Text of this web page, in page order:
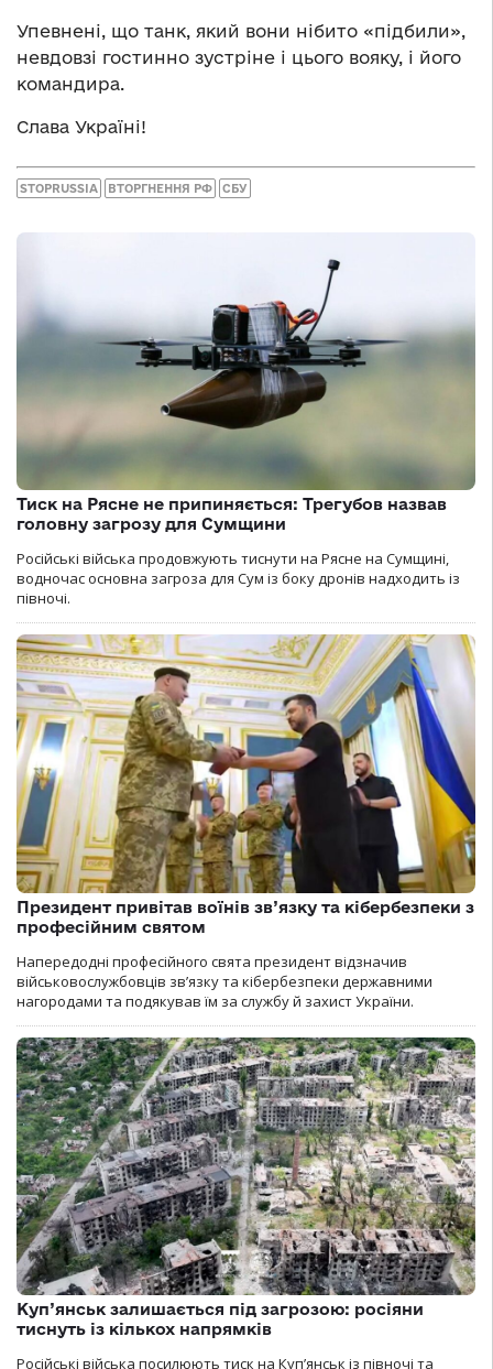
Упевнені, що танк, який вони нібито «підбили»,
невдовзі гостинно зустріне і цього вояку, і його
командира.
Слава Україні!
STOPRUSSIA ВТОРГНЕННЯ РФ СБУ
Тиск на Рясне не припиняється: Трегубов назвав
головну загрозу для Сумщини
Російські війська продовжують тиснути на Рясне на Сумщині,
водночас основна загроза для Сум із боку дронів надходить із
півночі.
Президент привітав воїнів зв’язку та кібербезпеки з
професійним святом
Напередодні професійного свята президент відзначив
військовослужбовців зв’язку та кібербезпеки державними
нагородами та подякував їм за службу й захист України.
Куп’янськ залишається під загрозою: росіяни
тиснуть із кількох напрямків
Російські війська посилюють тиск на Куп’янськ із півночі та